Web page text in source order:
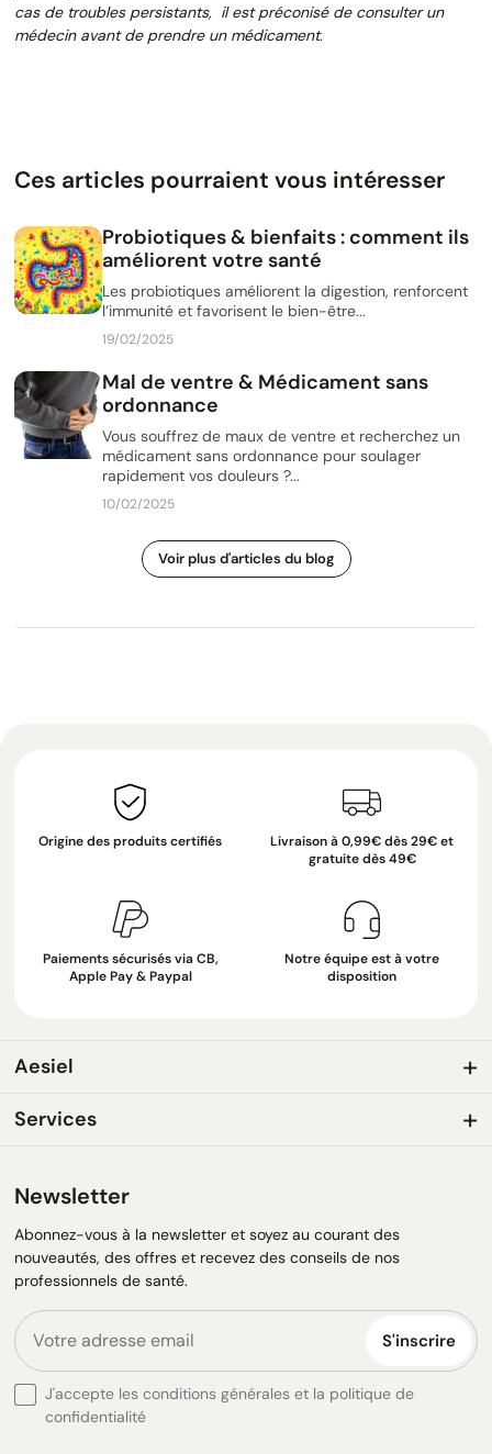
cas de troubles persistants, il est préconisé de consulter un
médecin avant de prendre un médicament.
Ces articles pourraient vous intéresser
Probiotiques & bienfaits : comment ils
améliorent votre santé
Les probiotiques améliorent la digestion, renforcent
l’immunité et favorisent le bien-être...
19/02/2025
Mal de ventre & Médicament sans
ordonnance
Vous souffrez de maux de ventre et recherchez un
médicament sans ordonnance pour soulager
rapidement vos douleurs ?...
10/02/2025
Voir plus d'articles du blog
Origine des produits certifiés
Livraison à 0,99€ dès 29€ et
gratuite dès 49€
Paiements sécurisés via CB,
Apple Pay & Paypal
Notre équipe est à votre
disposition
Aesiel
Services
Newsletter
Abonnez-vous à la newsletter et soyez au courant des
nouveautés, des offres et recevez des conseils de nos
professionnels de santé.
S'inscrire
J'accepte les conditions générales et la politique de
confidentialité